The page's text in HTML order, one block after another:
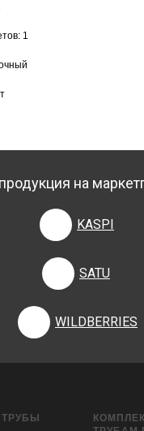
1
на
KASPI
SATU
WILDBERRIES